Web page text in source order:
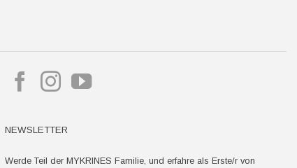
NEWSLETTER
Werde Teil der MYKRINES Familie, und erfahre als Erste/r von